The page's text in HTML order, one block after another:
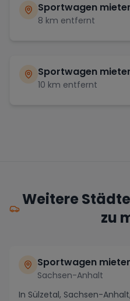
Sportwagen
8 km entfernt
Sportwagen
10 km entfernt
Weitere
zu
Sportwagen
Sachsen-Anhalt
In Sülzetal, Sachsen-